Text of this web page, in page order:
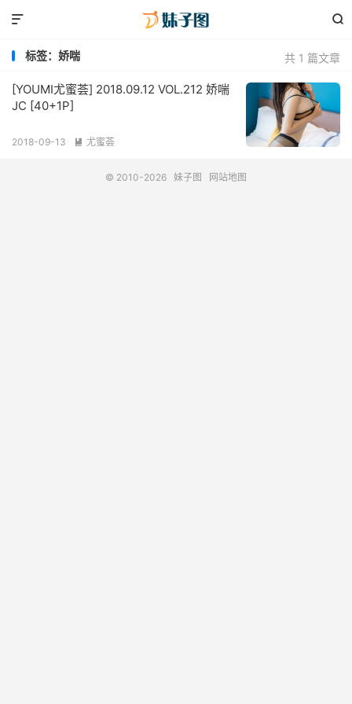


共 1 篇文章
标签：娇喘
[YOUMI尤蜜荟] 2018.09.12 VOL.212 娇喘
JC [40+1P]
2018-09-13  尤蜜荟
© 2010-2026 妹子图 网站地图